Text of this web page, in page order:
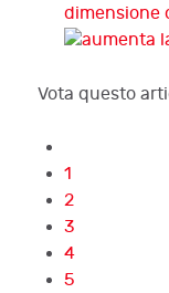
dimensione
Vota questo
1
2
3
4
5